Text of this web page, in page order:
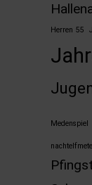
Herren 55
Medenspiel